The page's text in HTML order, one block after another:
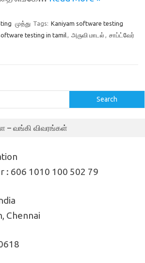
முத்து Tags: Kaniyam software testing
testing in tamil, அருவி மாடல் , சாப்ட்வேர்
Search
வங்கி விவரங்கள்
: 606 1010 100 502 79
Chennai